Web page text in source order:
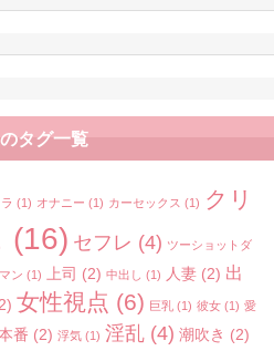
タグ一覧
(1) オナニー (1) カーセックス (1) クリ
(16) セフレ (4) ツーショットダ
ン (1) 上司 (2) 中出し (1) 人妻 (2) 出
女性視点 (6) 巨乳 (1) 彼女 (1) 愛
番 (2) 浮気 (1) 淫乱 (4) 潮吹き (2)